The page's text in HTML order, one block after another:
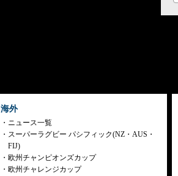
海外
ニュース一覧
スーパーラグビー パシフィック(NZ・AUS・
FIJ)
欧州チャンピオンズカップ
欧州チャレンジカップ